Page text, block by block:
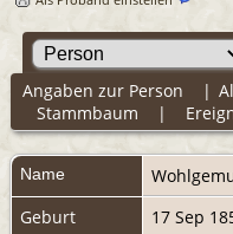
Angaben zur Person |
Stammbaum |
Name
Geburt
17 Sep